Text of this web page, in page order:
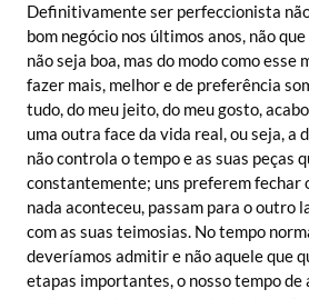
Definitivamente ser perfeccionista
bom negócio nos últimos anos, não
não seja boa, mas do modo como esse
fazer mais, melhor e de preferência
tudo, do meu jeito, do meu gosto,
uma outra face da vida real, ou seja, a
não controla o tempo e as suas peças
constantemente; uns preferem fechar
nada aconteceu, passam para o outro
com as suas teimosias. No tempo
deveríamos admitir e não aquele que
etapas importantes, o nosso tempo de